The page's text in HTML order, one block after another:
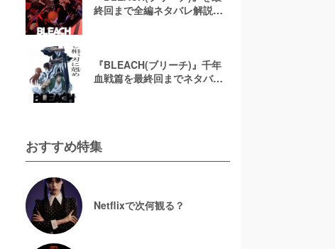
終回まで全編ネタバレ解説！
『BLEACH(ブリーチ)』千年
血戦篇を最終回までネタバレ
おすすめ特集
Netflixで次何観る？